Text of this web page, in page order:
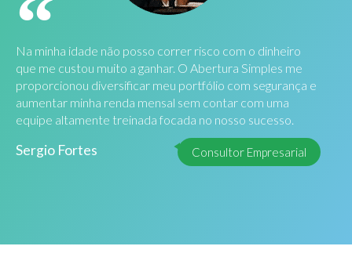
Na minha idade não posso correr risco com o dinheiro
que me custou muito a ganhar. O Abertura Simples me
proporcionou diversificar meu portfólio com segurança e
aumentar minha renda mensal sem contar com uma
equipe altamente treinada focada no nosso sucesso.
Sergio Fortes Consultor Empresarial